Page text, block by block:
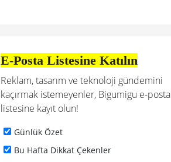
E-Posta Listesine Katılın
Reklam, tasarım ve teknoloji gündemini
kaçırmak istemeyenler, Bigumigu e-posta
listesine kayıt olun!
Günlük Özet
Bu Hafta Dikkat Çekenler